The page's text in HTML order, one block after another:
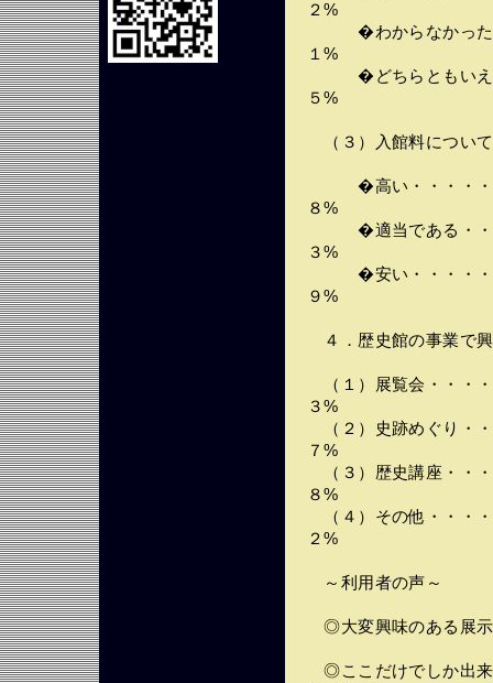
２%
�わからなかった・
１%
�どちらともいえな
５%
（３）入館料について
�高い・・・・・・
８%
�適当である・・・
３%
�安い・・・・・・
９%
４．歴史館の事業で
（１）展覧会・・・
３%
（２）史跡めぐり・
７%
（３）歴史講座・・
８%
（４）その他・・・
２%
～利用者の声～
◎大変興味のある展示
◎ここだけでしか出来